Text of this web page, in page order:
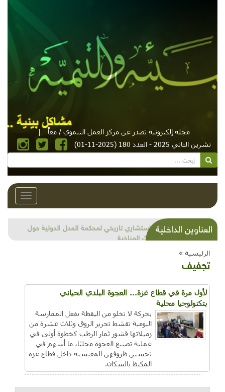
مجلة إلكترونية تصدر عن مركز العمل التنموي / معاً
|
تشرين الثاني 2025 - العدد 180 (2025-11-01)
Toggle
العناوين الداخليةشذرات بيئية وتنموية...بنية تحتية وحلويات قبيحة
وحاكورة ونوبل وزيتون و"سيباط"
الرئيسية »
تجفيف
لأول مرة في قطاع غزة... العجوة البلدي الحياني
بتكنولوجيا محلية
بحركة لا تخلو من اليقظة بفعل الممارسة
اليومية تقشط تحرير الروق وثلاث عشرة من
زميلاتها قشور ثمار الرطب كخطوة أولى في
عملية تصنيع العجوة محليًا، ما أسهم في
تحسين ظروفهن المعيشية داخل قطاع غزة
المكتظ بالسكان.